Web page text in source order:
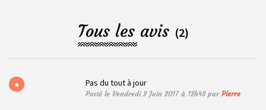
Tous les avis (2)
Pas du tout à jour
Posté le Vendredi 2 Juin 2017 à 12h43 parPierre